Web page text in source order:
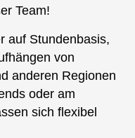
Team!
auf Stundenbasis,
von
anderen Regionen
oder am
sich flexibel